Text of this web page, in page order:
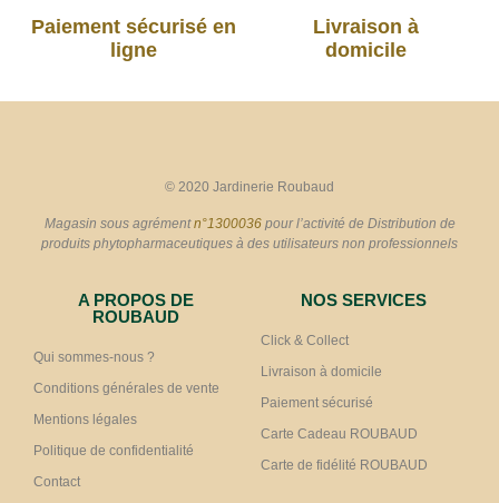
Paiement sécurisé en
ligne
Livraison à
domicile
© 2020 Jardinerie Roubaud
Magasin sous agrémentn°1300036pour l’activité de Distribution de
produits phytopharmaceutiques à des utilisateurs non professionnels
A PROPOS DE
ROUBAUD
Qui sommes-nous ?
Conditions générales de vente
Mentions légales
Politique de confidentialité
Contact
NOS SERVICES
Click & Collect
Livraison à domicile
Paiement sécurisé
Carte Cadeau ROUBAUD
Carte de fidélité ROUBAUD